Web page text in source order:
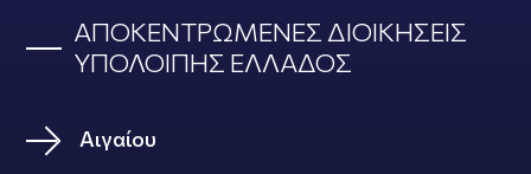
ΑΠΟΚΕΝΤΡΩΜΕΝΕΣ ΔΙΟΙΚΗΣΕΙΣ
ΥΠΟΛΟΙΠΗΣ ΕΛΛΑΔΟΣ
Αιγαίου